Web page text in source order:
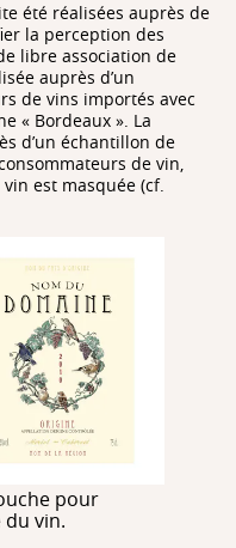
été réalisées auprès de
la perception des
libre association de
auprès d’un
de vins importés avec
« Bordeaux ». La
d’un échantillon de
de vin,
est masquée (cf.
pour
du vin.